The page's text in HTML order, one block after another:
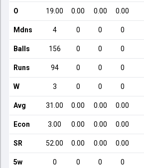
O 19.00 0.00 0.00 0.00
Mdns 4 0 0 0
Balls 156 0 0 0
Runs 94 0 0 0
W 3 0 0 0
Avg 31.00 0.00 0.00 0.00
Econ 3.00 0.00 0.00 0.00
SR 52.00 0.00 0.00 0.00
5w 0 0 0 0